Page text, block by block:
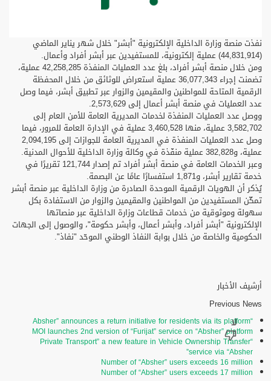
نفذت منصة وزارة الداخلية الإلكترونية "أبشر" خلال شهر يناير الماضي
(44,831,914) عملية إلكترونية، للمستفيدين عبر أبشر أفراد وأعمال.
ومن خلال منصة أبشر أفراد، بلغ عدد العمليات المنفذة 42,258,285 عملية،
تضمنت إجراء 36,077,343 عملية استعراض للوثائق من خلال المحفظة
الرقمية المتاحة للمواطنين والمقيمين والزوار عبر تطبيق أبشر، فيما وصل
عدد العمليات في منصة أبشر أعمال إلى 2,573,629.
ووصل عدد العمليات المنفذة لخدمات المديرية العامة للأمن العام إلى
3,582,702 عملية، منها 3,460,528 عملية في الإدارة العامة للمرور، فيما
وصل عدد العمليات المنفذة في المديرية العامة للجوازات إلى 2,094,195
عملية، و382,828 عملية منفّذة في وكالة وزارة الداخلية للأحوال المدنية.
وعبر الخدمات العامة في منصة أبشر أفراد تم إصدار 121,744 تقريرًا في
خدمة تقارير أبشر، و1,871 استفسارًا عامًا عن البصمة.
يُذكر أن الهويات الرقمية الموحدة الصادرة من وزارة الداخلية عبر منصة أبشر
تمكّن المستفيدين من المواطنين والمقيمين والزوار من الاستفادة بكل
سهولة وموثوقية من خدمات قطاعات وزارة الداخلية عبر منصاتها
الإلكترونية "أبشر أفراد، وأبشر أعمال، وأبشر حكومة"، والوصول إلى الجهات
الحكومية والخاصة من خلال بوابة النفاذ الوطني الموحّد "نفاذ".
أرشيف الأخبار
Previous News
“Absher” announces a return initiative for residents via its platform
MOI launches 2nd version of “Furijat” service on “Absher” platform
“Private Transport” a new feature in Vehicle Ownership Transfer
service via “Absher”
Number of “Absher” users exceeds 16 million
Number of “Absher” users exceeds 17 million